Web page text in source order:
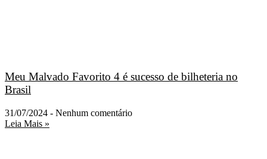
Meu Malvado Favorito 4 é sucesso de bilheteria no
Brasil
31/07/2024
Nenhum comentário
Leia Mais »